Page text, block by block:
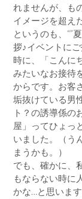
れませんが、も
イメージを超え
というのも、“”
拶♪イベントに
時に、「こんに
みたいなお接待
からです。お客
垢抜けている男
ト？の誘導係の
屋」ってひょっ
いました。（う
まうかも。）
でも、確かに、
もならない時に
かな…と思いま